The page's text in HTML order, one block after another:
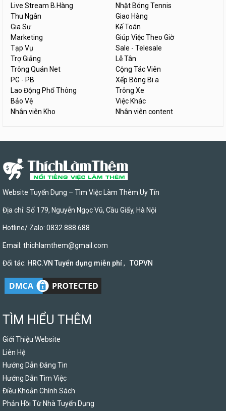
Live Stream B.Hàng
Nhặt Bóng Tennis
Thu Ngân
Giao Hàng
Gia Sư
Kế Toán
Marketing
Giúp Việc Theo Giờ
Tạp Vụ
Sale - Telesale
Trợ Giảng
Lễ Tân
Trông Quán Net
Cộng Tác Viên
PG - PB
Xếp Bóng Bi a
Lao Động Phổ Thông
Trông Xe
Bảo Vệ
Việc Khác
Nhân viên Kho
Nhân viên content
Website Tuyển Dụng – Tìm Việc Làm Thêm Uy Tín
Địa chỉ: Số 179, Nguyễn Ngọc Vũ, Cầu Giấy, Hà Nội
Hotline/ Zalo: 0832 888 688
Email: thichlamthem@gmail.com
Đối tác: HRC.VN Tuyển dụng miễn phí, TOPVN
TÌM HIỂU THÊM
Giới Thiệu Website
Liên Hệ
Hướng Dẫn Đăng Tin
Hướng Dẫn Tìm Việc
Điều Khoản Chính Sách
Phản Hồi Từ Nhà Tuyển Dụng